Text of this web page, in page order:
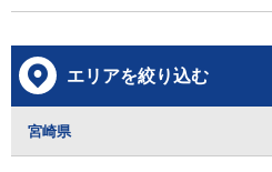
エリアを絞り込む
宮崎県